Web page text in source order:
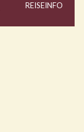
REISEINFO